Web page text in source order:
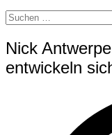
Nick
entwickeln